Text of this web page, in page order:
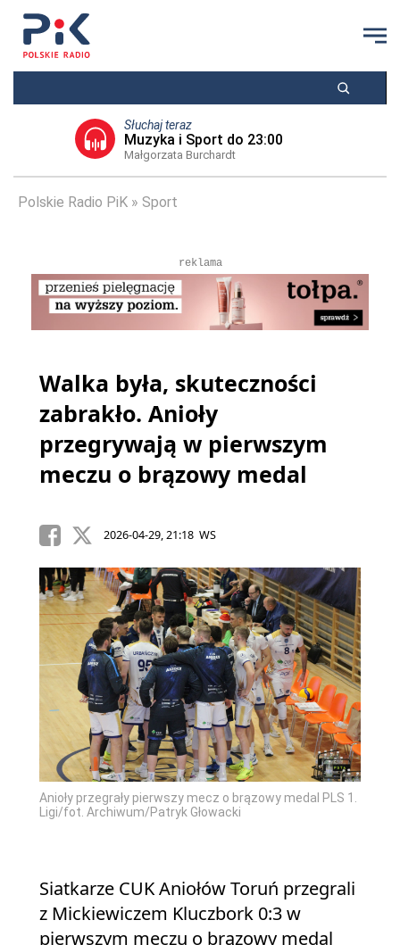
Słuchaj teraz
Muzyka i Sport do 23:00
Małgorzata Burchardt
Polskie Radio PiK Sport
reklama
Walka była, skuteczności
zabrakło. Anioły
przegrywają w pierwszym
meczu o brązowy medal
2026-04-29, 21:18 WS
Anioły przegrały pierwszy mecz o brązowy medal PLS 1.
Ligi/fot. Archiwum/Patryk Głowacki
Siatkarze CUK Aniołów Toruń przegrali
z Mickiewiczem Kluczbork 0:3 w
pierwszym meczu o brązowy medal